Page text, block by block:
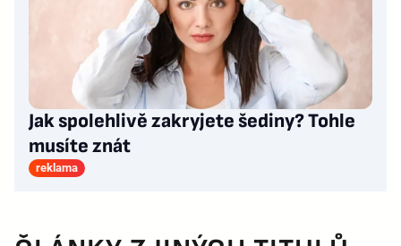
Jak spolehlivě zakryjete šediny? Tohle
musíte znát
reklama